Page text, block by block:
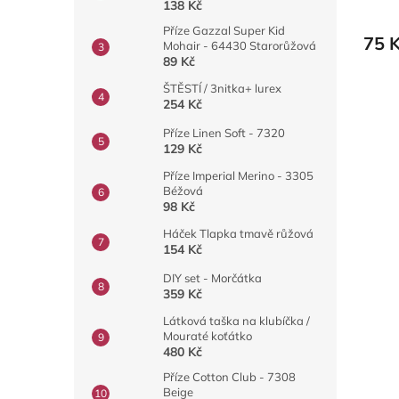
138 Kč
Příze Gazzal Super Kid
Mohair - 64430 Starorůžová
89 Kč
ŠTĚSTÍ / 3nitka+ lurex
254 Kč
Příze Linen Soft - 7320
129 Kč
Příze Imperial Merino - 3305
Béžová
98 Kč
Háček Tlapka tmavě růžová
154 Kč
DIY set - Morčátka
359 Kč
Látková taška na klubíčka /
Mouraté koťátko
480 Kč
Příze Cotton Club - 7308
Beige
75